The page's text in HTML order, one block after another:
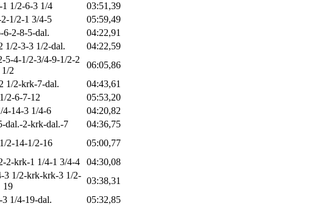
1/2-6-3 1/4
03:51,39
1/2-1 3/4-5
05:59,49
2-8-5-dal.
04:22,91
1/2-3-3 1/2-dal.
04:22,59
5-4-1/2-3/4-9-1/2-2
1/2
06:05,86
1/2-krk-7-dal.
04:43,61
2-6-7-12
05:53,20
14-3 1/4-6
04:20,82
dal.-2-krk-dal.-7
04:36,75
2-14-1/2-16
05:00,77
2-krk-1 1/4-1 3/4-4
04:30,08
3 1/2-krk-krk-3 1/2-
19
03:38,31
1/4-19-dal. 05:32,85